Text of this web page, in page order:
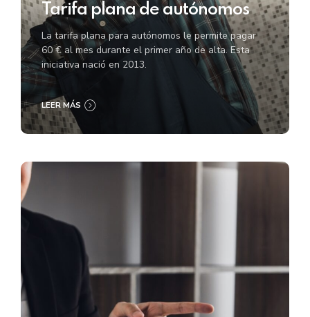
Tarifa plana de autónomos
La tarifa plana para autónomos le permite pagar
60 € al mes durante el primer año de alta. Esta
iniciativa nació en 2013.
LEER MÁS